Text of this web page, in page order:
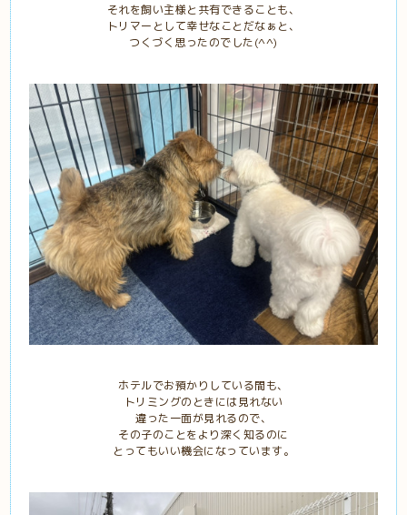
それを飼い主様と共有できることも、
トリマーとして幸せなことだなぁと、
つくづく思ったのでした(^^)
ホテルでお預かりしている間も、
トリミングのときには見れない
違った一面が見れるので、
その子のことをより深く知るのに
とってもいい機会になっています。